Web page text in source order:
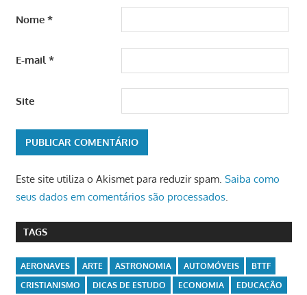
Nome *
E-mail*
Site
Este site utiliza o Akismet para reduzir spam. Saiba como
seus dados em comentários são processados.
TAGS
AERONAVES ARTE ASTRONOMIA AUTOMÓVEIS
BTTF
CRISTIANISMO
DICAS DE ESTUDO ECONOMIA
EDUCAÇÃO